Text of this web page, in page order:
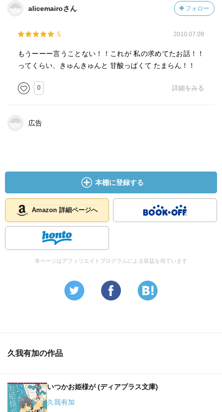
alicemairoさん フォロー
5 2010.07.09
もうーーー言うことない！！これが 私の求めてたお話！！
ってくらい、きゅんきゅんと 甘酸っぱくて たまらん！！
0 詳細をみる
広告
本棚に登録する
Amazon 詳細ページへ
本ページはアフィリエイトプログラムによる収益を得ています
久我有加の作品
いつかお姫様が (ディアプラス文庫)
久我有加